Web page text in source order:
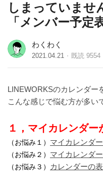
しまっていませ
「メンバー予定
わくわく
2021.04.21 既読 9554
LINEWORKSのカレンダー
こんな感じで悩む方が多い
１，マイカレンダー
（お悩み１） マイカレンダ
（お悩み２） マイカレンダ
（お悩み３） カレンダーの